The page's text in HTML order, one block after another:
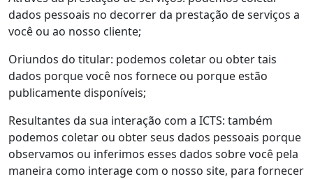
dados pessoais no decorrer da prestação de serviços a
você ou ao nosso cliente;
Oriundos do titular: podemos coletar ou obter tais
dados porque você nos fornece ou porque estão
publicamente disponíveis;
Resultantes da sua interação com a ICTS: também
podemos coletar ou obter seus dados pessoais porque
observamos ou inferimos esses dados sobre você pela
maneira como interage com o nosso site, para fornecer